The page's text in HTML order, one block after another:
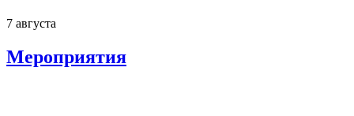
7 августа
Мероприятия